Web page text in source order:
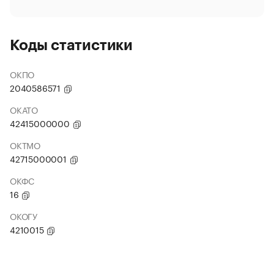
Коды статистики
ОКПО
2040586571
ОКАТО
42415000000
ОКТМО
42715000001
ОКФС
16
ОКОГУ
4210015